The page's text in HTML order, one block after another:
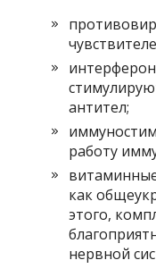
антител;
работу
как
этого,
нервной